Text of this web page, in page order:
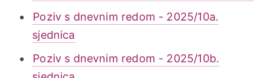
Poziv s dnevnim redom - 2025/10a.
sjednica
Poziv s dnevnim redom - 2025/10b.